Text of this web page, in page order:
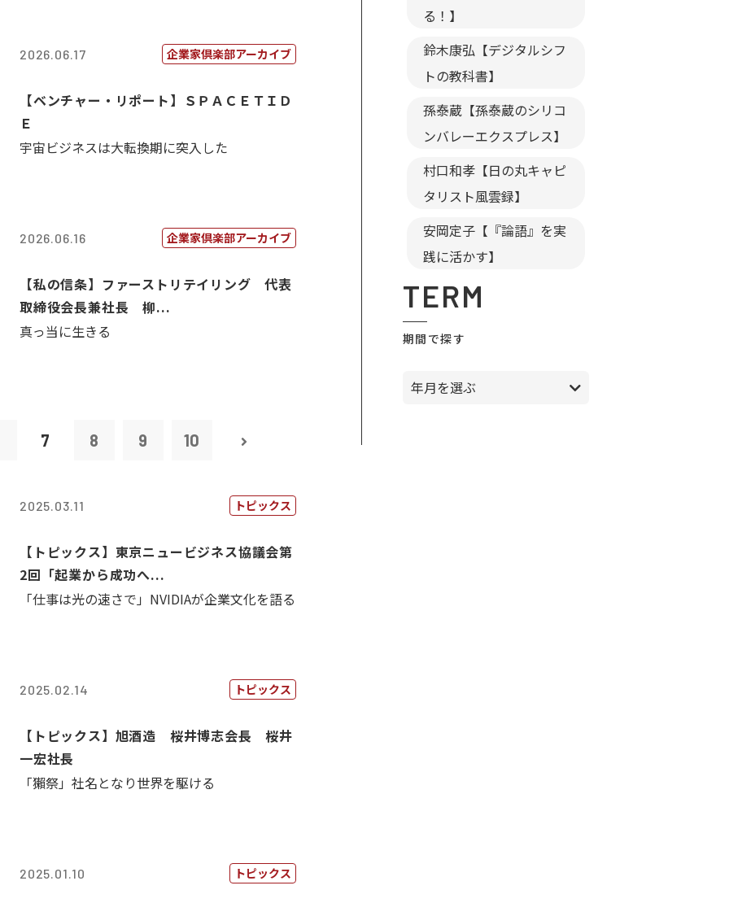
2026.06.17 企業家倶楽部アーカイブ
【ベンチャー・リポート】ＳＰＡＣＥＴＩＤ
Ｅ
宇宙ビジネスは大転換期に突入した
2026.06.16 企業家倶楽部アーカイブ
【私の信条】ファーストリテイリング 代表
取締役会長兼社長 柳...
真っ当に生きる
7 8 9 10
2025.03.11 トピックス
【トピックス】東京ニュービジネス協議会第
2回「起業から成功へ...
「仕事は光の速さで」NVIDIAが企業文化を語る
2025.02.14 トピックス
【トピックス】旭酒造 桜井博志会長 桜井
一宏社長
「獺祭」社名となり世界を駆ける
2025.01.10 トピックス
る！】
鈴木康弘【デジタルシフ
トの教科書】
孫泰蔵【孫泰蔵のシリコ
ンバレーエクスプレス】
村口和孝【日の丸キャピ
タリスト風雲録】
安岡定子【『論語』を実
践に活かす】
TERM
期間で探す
年月を選ぶ